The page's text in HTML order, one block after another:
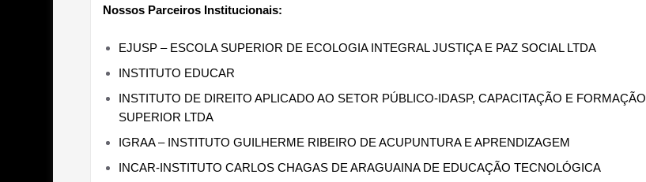
Nossos Parceiros Institucionais:
EJUSP – ESCOLA SUPERIOR DE ECOLOGIA INTEGRAL JUSTIÇA E PAZ SOCIAL LTDA
INSTITUTO EDUCAR
INSTITUTO DE DIREITO APLICADO AO SETOR PÚBLICO-IDASP, CAPACITAÇÃO E FORMAÇÃO
SUPERIOR LTDA
IGRAA – INSTITUTO GUILHERME RIBEIRO DE ACUPUNTURA E APRENDIZAGEM
INCAR-INSTITUTO CARLOS CHAGAS DE ARAGUAINA DE EDUCAÇÃO TECNOLÓGICA